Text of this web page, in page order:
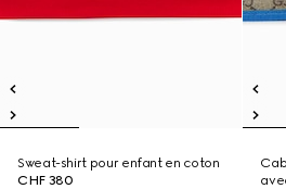
Sweat-shirt pour enfant en coton
CHF 380